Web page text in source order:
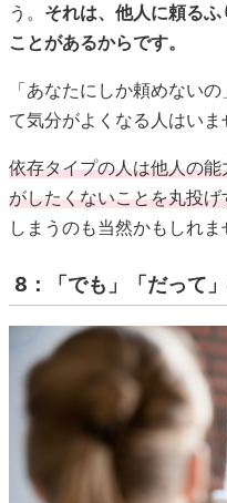
う。 それは、他人に頼る
ことがあるからです。
「あなたにしか頼めない
て気分がよくなる人はいま
依存タイプの人は他人の
がしたくないことを丸投
しまうのも当然かもしれま
8：「でも」「だって